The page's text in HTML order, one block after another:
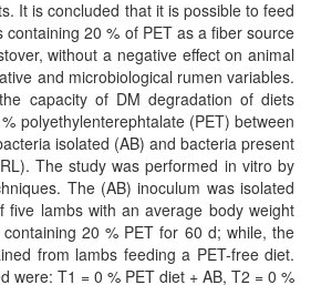
It is concluded that it is possible to feed
containing 20 % of PET as a fiber source
without a negative effect on animal
and microbiological rumen variables.
capacity of DM degradation of diets
polyethylenterephtalate (PET) between
isolated (AB) and bacteria present
The study was performed in vitro by
The (AB) inoculum was isolated
five lambs with an average body weight
20 % PET for 60 d; while, the
from lambs feeding a PET-free diet.
were: T1 = 0 % PET diet + AB, T2 = 0 %